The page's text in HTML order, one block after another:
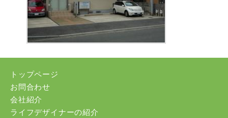
トップページ
お問合わせ
会社紹介
ライフデザイナーの紹介